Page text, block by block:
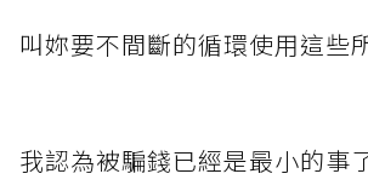
叫妳要不間斷的循環使用這些
我認為被騙錢已經是最小的事